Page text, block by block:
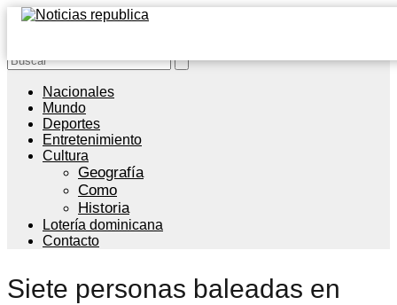
Nacionales
Mundo
Deportes
Entretenimiento
Cultura
Geografía
Como
Historia
Lotería dominicana
Contacto
Siete personas baleadas en